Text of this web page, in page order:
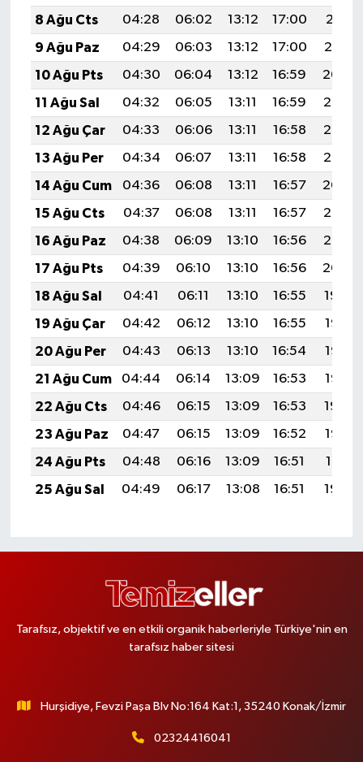
8 Ağu Cts
04:28 06:02 13:12 17:00
20:11
9 Ağu Paz
04:29 06:03 13:12 17:00
20:10
10 Ağu Pts
04:30 06:04 13:12 16:59
20:09
11 Ağu Sal
04:32 06:05 13:11 16:59
20:08
12 Ağu Çar
04:33 06:06 13:11 16:58
20:07
13 Ağu Per
04:34 06:07 13:11 16:58
20:05
14 Ağu Cum
04:36 06:08 13:11 16:57
20:04
15 Ağu Cts
04:37 06:08 13:11 16:57
20:03
16 Ağu Paz
04:38 06:09 13:10 16:56
20:02
17 Ağu Pts
04:39 06:10 13:10 16:56
20:00
18 Ağu Sal
04:41 06:11 13:10 16:55
19:59
19 Ağu Çar
04:42 06:12 13:10 16:55
19:58
20 Ağu Per
04:43 06:13 13:10 16:54
19:56
21 Ağu Cum
04:44 06:14 13:09 16:53
19:55
22 Ağu Cts
04:46 06:15 13:09 16:53
19:54
23 Ağu Paz
04:47 06:15 13:09 16:52
19:52
24 Ağu Pts
04:48 06:16 13:09 16:51
19:51
25 Ağu Sal
04:49 06:17 13:08 16:51 19:49
Tarafsız, objektif ve en etkili organik haberleriyle Türkiye'nin en
tarafsız haber sitesi
Hurşidiye, Fevzi Paşa Blv No:164 Kat:1, 35240 Konak/İzmir
02324416041